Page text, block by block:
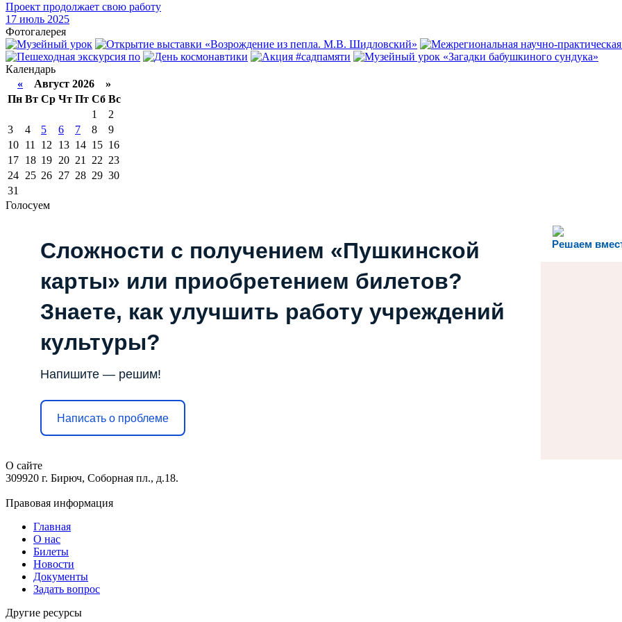
Проект продолжает свою работу
17 июль 2025
Фотогалерея
Календарь
« Август 2026 »
Пн Вт Ср Чт Пт Сб Вс
1
2
3
4 5 6 7 8
9
10 11 12 13 14 15 16
17 18 19 20 21 22 23
24 25 26 27 28 29 30
31
Голосуем
Решаем
Сложности с получением «Пушкинской
карты» или приобретением билетов?
Знаете, как улучшить работу учреждений
культуры?
Напишите — решим!
Написать о проблеме
О сайте
309920 г. Бирюч, Соборная пл., д.18.
Правовая информация
Главная
О нас
Билеты
Новости
Документы
Задать вопрос
Другие ресурсы